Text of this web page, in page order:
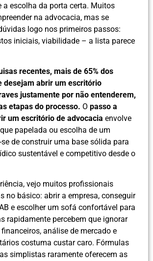
a escolha da porta certa. Muitos
na advocacia, mas se
logo nos primeiros passos:
iniciais, viabilidade – a lista parece
recentes, mais de 65% dos
desejam abrir um escritório
justamente por não entenderem,
etapas do processo. O passo a
um escritório de advocacia envolve
papelada ou escolha de um
de construir uma base sólida para
sustentável e competitivo desde o
vejo muitos profissionais
no básico: abrir a empresa, conseguir
e escolher um sofá confortável para
rapidamente percebem que ignorar
análise de mercado e
costuma custar caro. Fórmulas
simplistas raramente oferecem as